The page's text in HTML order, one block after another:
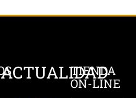
ACTUALIDAD
TIENDA
ON-LINE